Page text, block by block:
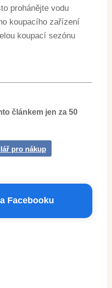
prohánějte vodu
koupacího zařízení
koupací sezónu
článkem jen za 50
pro nákup
Facebooku